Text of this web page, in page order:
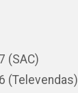
(SAC)
(Televendas)